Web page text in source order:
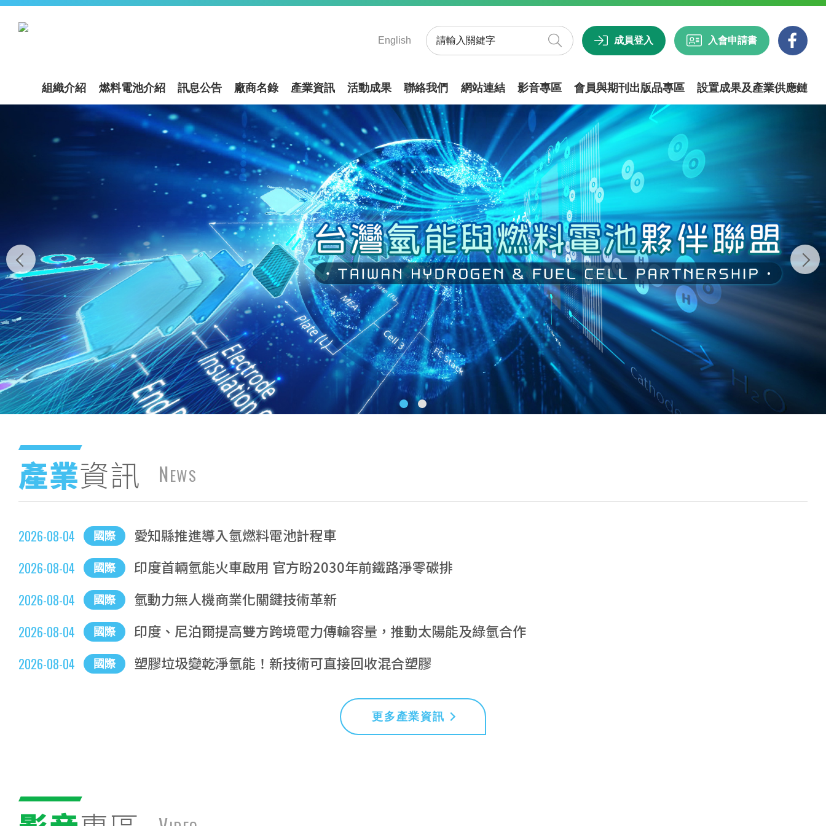
English 成員登入 入會申請書
組織介紹 燃料電池介紹 訊息公告 廠商名錄 產業資訊 活動成果 聯絡我們 網站連結 影音專區 會員與期刊出版品專區 設置成果及產業供應鏈
產業資訊 NEWS
2026-08-04 國際 愛知縣推進導入氫燃料電池計程車
2026-08-04 國際 印度首輛氫能火車啟用 官方盼2030年前鐵路淨零碳排
2026-08-04 國際 氫動力無人機商業化關鍵技術革新
2026-08-04 國際 印度、尼泊爾提高雙方跨境電力傳輸容量，推動太陽能及綠氫合作
2026-08-04 國際 塑膠垃圾變乾淨氫能！新技術可直接回收混合塑膠
更多產業資訊